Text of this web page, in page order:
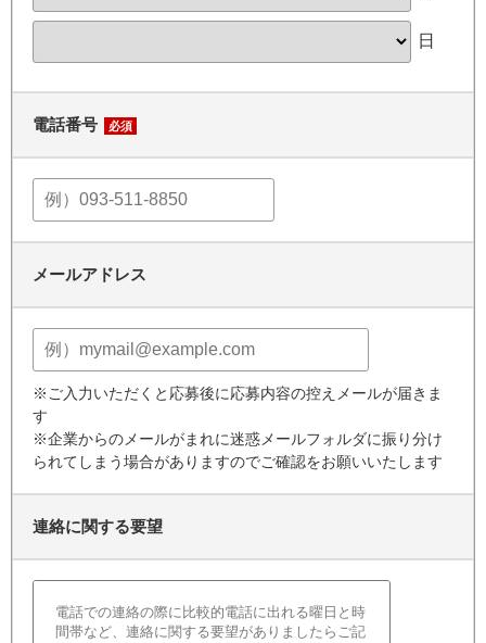
日
電話番号 必須
メールアドレス
※ご入力いただくと応募後に応募内容の控えメールが届きま
す
※企業からのメールがまれに迷惑メールフォルダに振り分け
られてしまう場合がありますのでご確認をお願いいたします
連絡に関する要望